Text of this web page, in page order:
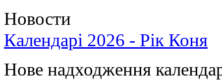
Новости
Календарі 2026 - Рік Коня
Нове надходження